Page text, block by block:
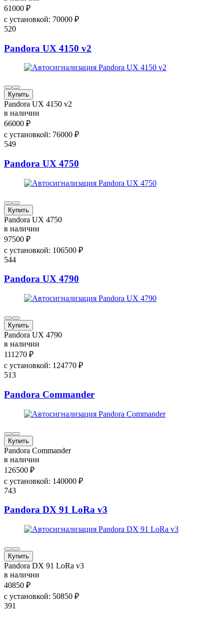
61000 ₽
с установкой: 70000 ₽
520
Pandora UX 4150 v2
Купить
Pandora UX 4150 v2
в наличии
66000 ₽
с установкой: 76000 ₽
549
Pandora UX 4750
Купить
Pandora UX 4750
в наличии
97500 ₽
с установкой: 106500 ₽
544
Pandora UX 4790
Купить
Pandora UX 4790
в наличии
111270 ₽
с установкой: 124770 ₽
513
Pandora Commander
Купить
Pandora Commander
в наличии
126500 ₽
с установкой: 140000 ₽
743
Pandora DX 91 LoRa v3
Купить
Pandora DX 91 LoRa v3
в наличии
40850 ₽
с установкой: 50850 ₽
391